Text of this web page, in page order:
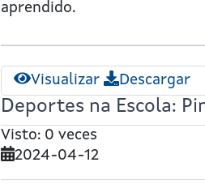
aprendido.
Visualizar Descargar
Deportes na Escola:
Visto: 0 veces
2024-04-12